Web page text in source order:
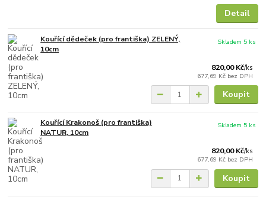
Detail
Kouřící dědeček (pro františka) ZELENÝ,
10cm
820,00 Kč/ks
677,69 Kč bez DPH
Skladem 5 ks
Koupit
Kouřící Krakonoš (pro františka)
NATUR, 10cm
820,00 Kč/ks
677,69 Kč bez DPH
Skladem 5 ks
Koupit